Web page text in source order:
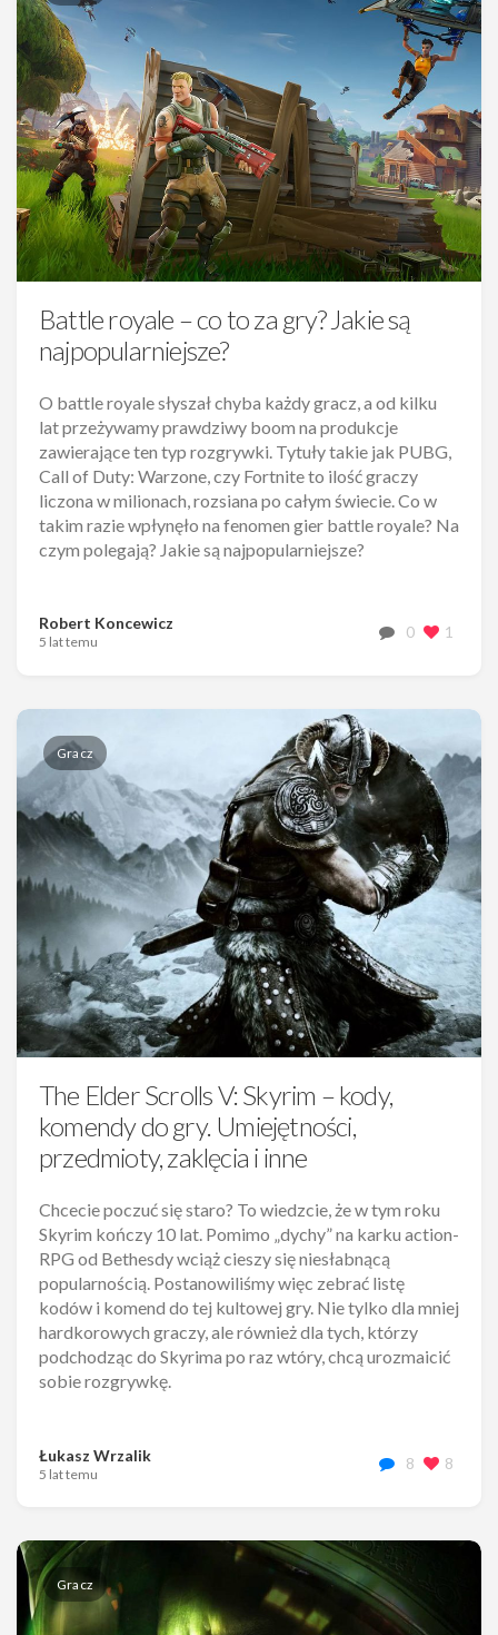
Battle royale – co to za gry? Jakie są
najpopularniejsze?
O battle royale słyszał chyba każdy gracz, a od kilku
lat przeżywamy prawdziwy boom na produkcje
zawierające ten typ rozgrywki. Tytuły takie jak PUBG,
Call of Duty: Warzone, czy Fortnite to ilość graczy
liczona w milionach, rozsiana po całym świecie. Co w
takim razie wpłynęło na fenomen gier battle royale? Na
czym polegają? Jakie są najpopularniejsze?
Robert Koncewicz
5 lat temu
0 1
Gracz
The Elder Scrolls V: Skyrim – kody,
komendy do gry. Umiejętności,
przedmioty, zaklęcia i inne
Chcecie poczuć się staro? To wiedzcie, że w tym roku
Skyrim kończy 10 lat. Pomimo „dychy” na karku action-
RPG od Bethesdy wciąż cieszy się niesłabnącą
popularnością. Postanowiliśmy więc zebrać listę
kodów i komend do tej kultowej gry. Nie tylko dla mniej
hardkorowych graczy, ale również dla tych, którzy
podchodząc do Skyrima po raz wtóry, chcą urozmaicić
sobie rozgrywkę.
Łukasz Wrzalik
5 lat temu
8 8
Gracz